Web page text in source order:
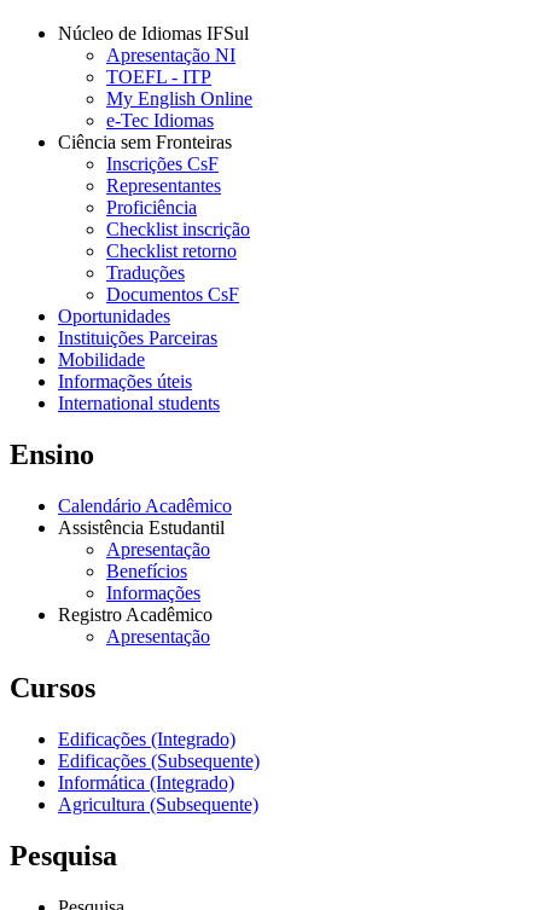
Núcleo de Idiomas IFSul
Apresentação NI
TOEFL - ITP
My English Online
e-Tec Idiomas
Ciência sem Fronteiras
Inscrições CsF
Representantes
Proficiência
Checklist inscrição
Checklist retorno
Traduções
Documentos CsF
Oportunidades
Instituições Parceiras
Mobilidade
Informações úteis
International students
Ensino
Calendário Acadêmico
Assistência Estudantil
Apresentação
Benefícios
Informações
Registro Acadêmico
Apresentação
Cursos
Edificações (Integrado)
Edificações (Subsequente)
Informática (Integrado)
Agricultura (Subsequente)
Pesquisa